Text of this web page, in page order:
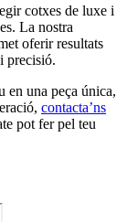
cotxes de luxe i
La nostra
oferir resultats
precisió.
en una peça única,
contacta’ns
pot fer pel teu